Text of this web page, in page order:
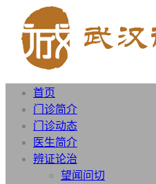
首页
门诊简介
门诊动态
医生简介
辨证论治
望闻问切